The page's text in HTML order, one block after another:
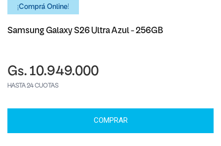
¡Comprá Online!
Samsung Galaxy S26 Ultra Azul - 256GB
Gs. 10.949.000
HASTA 24 CUOTAS
COMPRAR